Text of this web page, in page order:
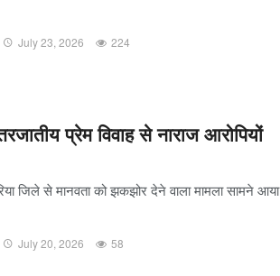
July 23, 2026 224
प्रेम विवाह से नाराज आरोपियों
जिले से मानवता को झकझोर देने वाला मामला सामने आया
July 20, 2026 58